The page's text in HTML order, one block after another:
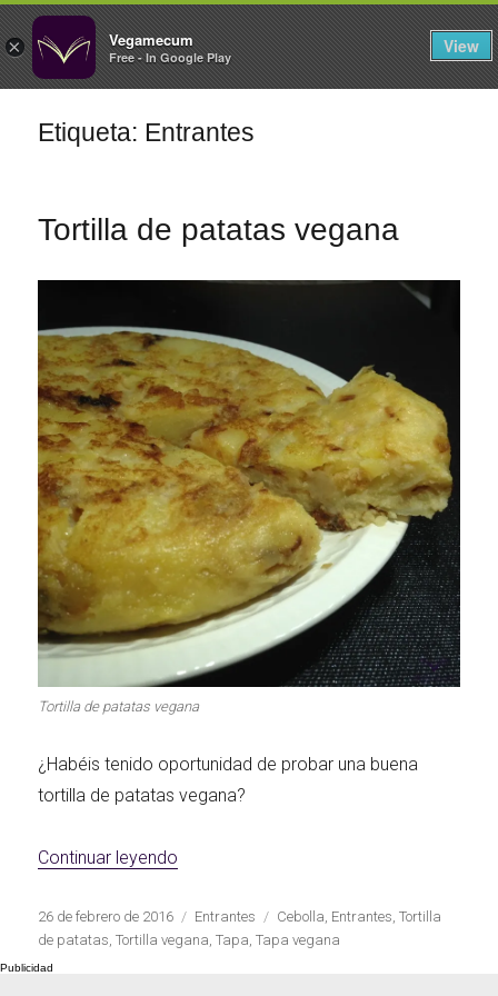
× Vegamecum
Free - In Google Play
View
FILTROS
Especial 'Al aire libre'
Ensaladas de
legumbres
Cocina en Familia
¡A dipear!
Primeros para
brillar
Segundos
irresistibles
Los más completos
Etiqueta: Entrantes
Tortilla de patatas vegana
Tortilla de patatas vegana
¿Habéis tenido oportunidad de probar una buena
tortilla de patatas vegana?
Continuar leyendo
Publicado
el
26 de febrero de 2016 Categorías
Entrantes Etiquetas
Cebolla, Entrantes,Tortilla
de patatas,Tortilla vegana,Tapa,Tapa vegana